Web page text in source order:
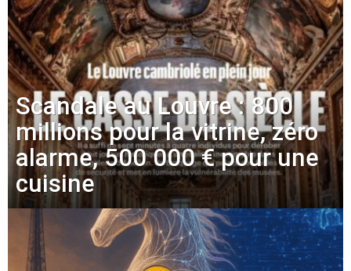
Scandale au Louvre : 800
millions pour la vitrine, zéro
alarme, 500 000 € pour une
cuisine